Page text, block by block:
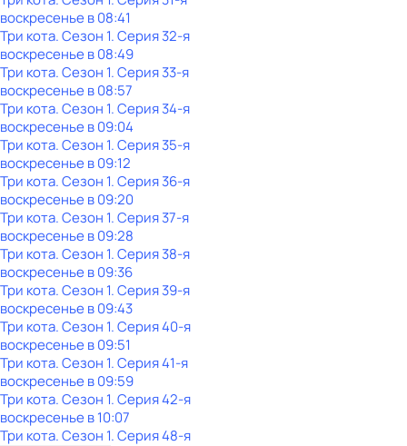
воскресенье в08:41
Три кота. Сезон 1. Серия 32-я
воскресенье в08:49
Три кота. Сезон 1. Серия 33-я
воскресенье в08:57
Три кота. Сезон 1. Серия 34-я
воскресенье в09:04
Три кота. Сезон 1. Серия 35-я
воскресенье в09:12
Три кота. Сезон 1. Серия 36-я
воскресенье в09:20
Три кота. Сезон 1. Серия 37-я
воскресенье в09:28
Три кота. Сезон 1. Серия 38-я
воскресенье в09:36
Три кота. Сезон 1. Серия 39-я
воскресенье в09:43
Три кота. Сезон 1. Серия 40-я
воскресенье в09:51
Три кота. Сезон 1. Серия 41-я
воскресенье в09:59
Три кота. Сезон 1. Серия 42-я
воскресенье в10:07
Три кота. Сезон 1. Серия 48-я